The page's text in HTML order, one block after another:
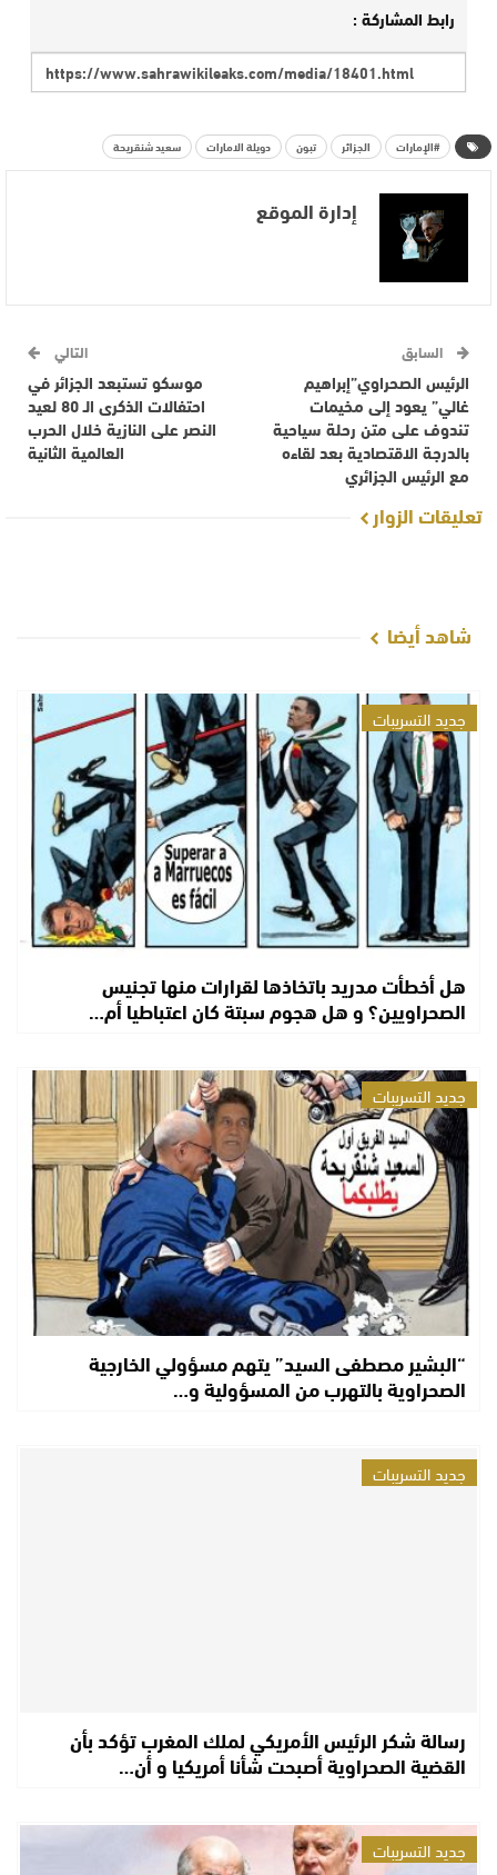
رابط المشاركة :
#الإمارات الجزائر تبون دويلة الامارات سعيد شنقريحة
إدارة الموقع
السابق
الرئيس الصحراوي”إبراهيم
غالي” يعود إلى مخيمات
تندوف على متن رحلة سياحية
بالدرجة الاقتصادية بعد لقاءه
مع الرئيس الجزائري
التالي
موسكو تستبعد الجزائر في
احتفالات الذكرى الـ 80 لعيد
النصر على النازية خلال الحرب
العالمية الثانية
تعليقات الزوار
شاهد أيضا
جديد التسريبات
هل أخطأت مدريد باتخاذها لقرارات منها تجنيس
الصحراويين؟ و هل هجوم سبتة كان اعتباطيا أم…
جديد التسريبات
“البشير مصطفى السيد” يتهم مسؤولي الخارجية
الصحراوية بالتهرب من المسؤولية و…
جديد التسريبات
رسالة شكر الرئيس الأمريكي لملك المغرب تؤكد بأن
القضية الصحراوية أصبحت شأنا أمريكيا و أن…
جديد التسريبات